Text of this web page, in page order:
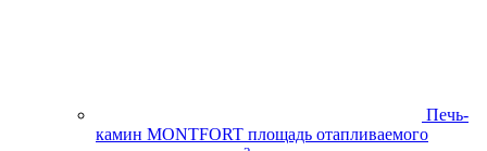
Печь-
камин MONTFORT площадь отапливаемого